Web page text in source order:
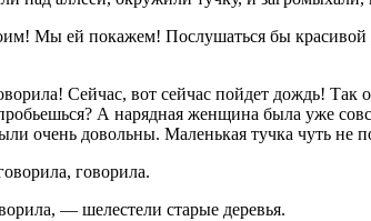
Мы ей покажем! Послушаться бы красивой
Сейчас, вот сейчас пойдет дождь! Так
А нарядная женщина была уже
очень довольны. Маленькая тучка чуть
говорила.
— шелестели старые деревья.